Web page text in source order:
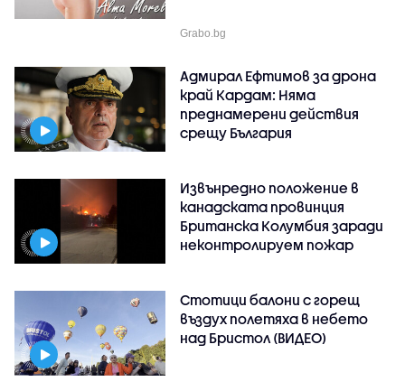
Grabo.bg
Адмирал Ефтимов за дрона
край Кардам: Няма
преднамерени действия
срещу България
Извънредно положение в
канадската провинция
Британска Колумбия заради
неконтролируем пожар
Стотици балони с горещ
въздух полетяха в небето
над Бристол (ВИДЕО)